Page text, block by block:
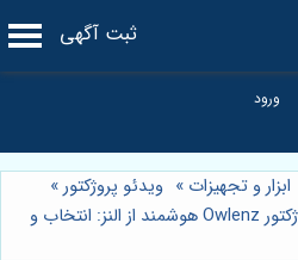
ثبت آگهی
ابزار و تجهیزات » ویدئو پروژکتور»
⭐️ راهنمای جامع خرید ویدئو پروژکتور Owlenz هوشمند از النز: انتخاب و